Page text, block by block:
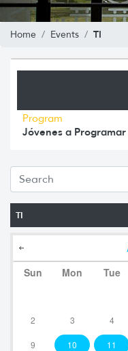
Home Events TI
TI
Sun Mon Tue
2 3 4
9 10 11
Program
Jóvenes a